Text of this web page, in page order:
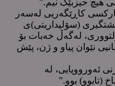
هیچ حیزبێک نیم.”
کاڕێگەریی لەسەر
(سۆلیداریتی)ی
لەگەڵ خەبات بۆ
نێوان پیاو و ژن، پێش
ئەورووپایی، لە
(تابوو) بوو.”